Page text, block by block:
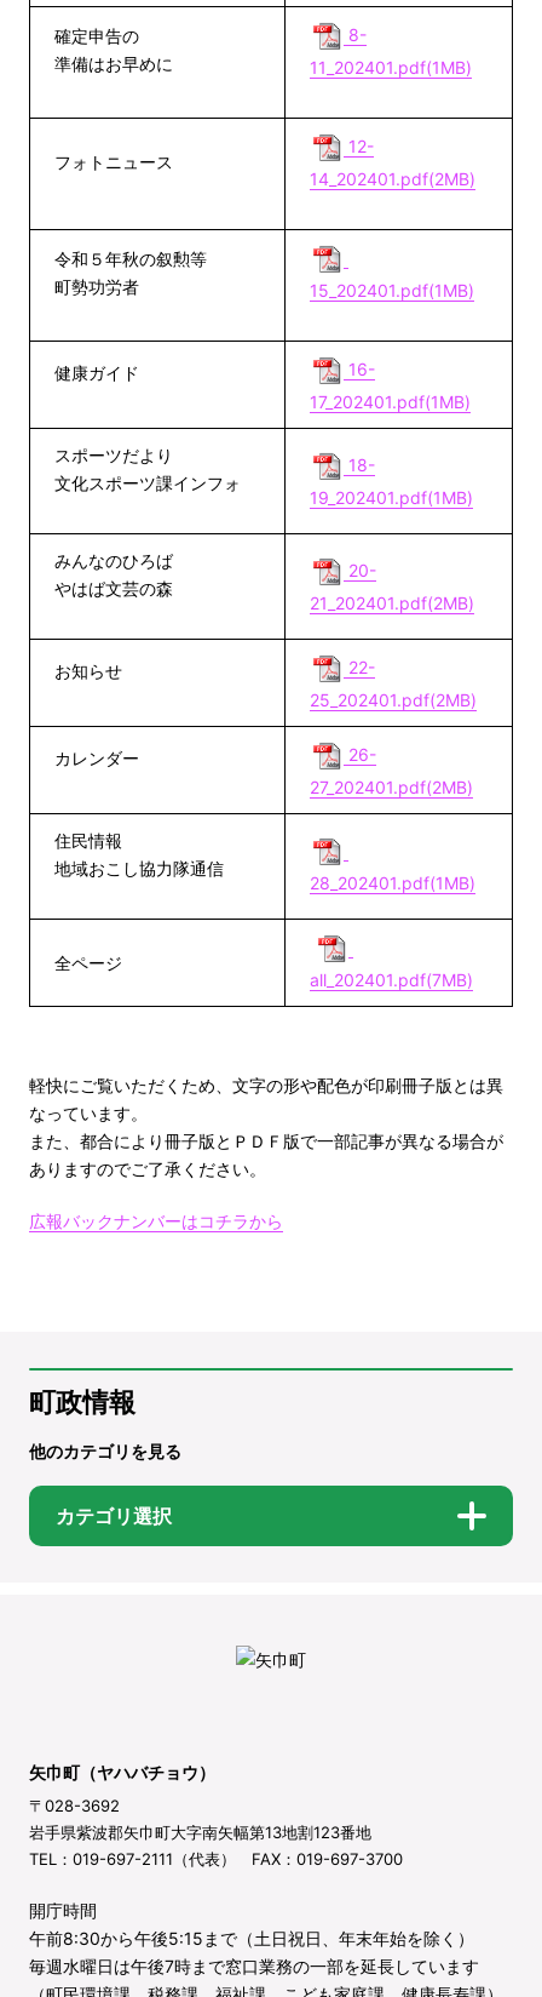
確定申告の
準備はお早めに
8-
11_202401.pdf(1MB)
フォトニュース
12-
14_202401.pdf(2MB)
令和５年秋の叙勲等
町勢功労者
15_202401.pdf(1MB)
健康ガイド
16-
17_202401.pdf(1MB)
スポーツだより
文化スポーツ課インフォ
18-
19_202401.pdf(1MB)
みんなのひろば
やはば文芸の森
20-
21_202401.pdf(2MB)
お知らせ
22-
25_202401.pdf(2MB)
カレンダー
26-
27_202401.pdf(2MB)
住民情報
地域おこし協力隊通信
28_202401.pdf(1MB)
全ページ
all_202401.pdf(7MB)
軽快にご覧いただくため、文字の形や配色が印刷冊子版とは異
なっています。
また、都合により冊子版とＰＤＦ版で一部記事が異なる場合が
ありますのでご了承ください。
広報バックナンバーはコチラから
町政情報
他のカテゴリを見る
カテゴリ選択
矢巾町（ヤハバチョウ）
〒028-3692
岩手県紫波郡矢巾町大字南矢幅第13地割123番地
TEL：019-697-2111（代表） FAX：019-697-3700
開庁時間
午前8:30から午後5:15まで（土日祝日、年末年始を除く）
毎週水曜日は午後7時まで窓口業務の一部を延長しています